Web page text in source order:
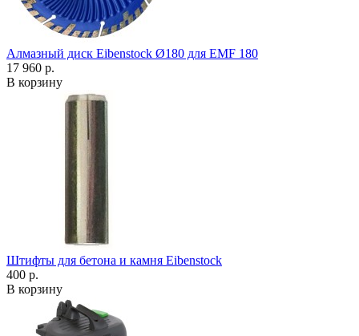
Алмазный диск Eibenstock Ø180 для EMF 180
17 960 р.
В корзину
Штифты для бетона и камня Eibenstock
400 р.
В корзину